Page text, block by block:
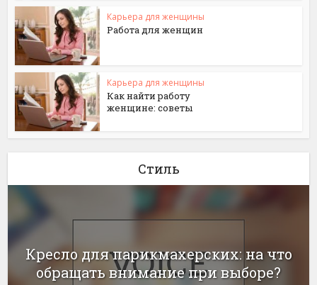
Карьера для женщины
Работа для женщин
Карьера для женщины
Как найти работу
женщине: советы
Стиль
Кресло для парикмахерских: на что
обращать внимание при выборе?